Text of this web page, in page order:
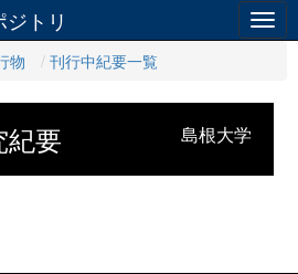
トリ
物 刊行中紀要一覧
島根大学
紀要